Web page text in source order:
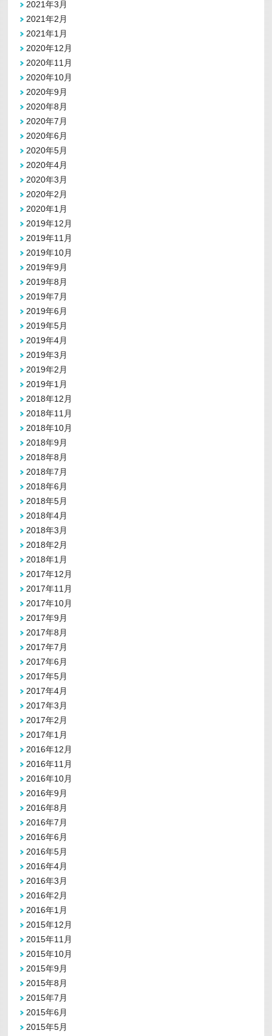
2021年3月
2021年2月
2021年1月
2020年12月
2020年11月
2020年10月
2020年9月
2020年8月
2020年7月
2020年6月
2020年5月
2020年4月
2020年3月
2020年2月
2020年1月
2019年12月
2019年11月
2019年10月
2019年9月
2019年8月
2019年7月
2019年6月
2019年5月
2019年4月
2019年3月
2019年2月
2019年1月
2018年12月
2018年11月
2018年10月
2018年9月
2018年8月
2018年7月
2018年6月
2018年5月
2018年4月
2018年3月
2018年2月
2018年1月
2017年12月
2017年11月
2017年10月
2017年9月
2017年8月
2017年7月
2017年6月
2017年5月
2017年4月
2017年3月
2017年2月
2017年1月
2016年12月
2016年11月
2016年10月
2016年9月
2016年8月
2016年7月
2016年6月
2016年5月
2016年4月
2016年3月
2016年2月
2016年1月
2015年12月
2015年11月
2015年10月
2015年9月
2015年8月
2015年7月
2015年6月
2015年5月